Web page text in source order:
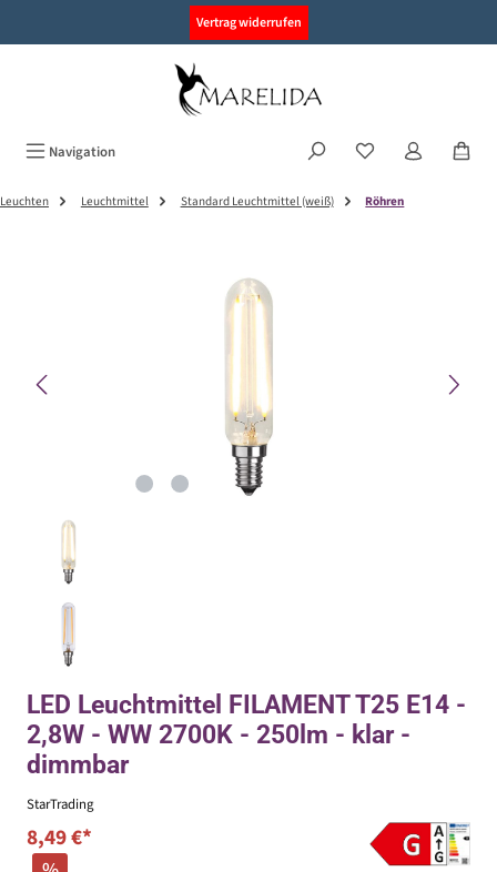
Vertrag widerrufen
Navigation
Leuchten Leuchtmittel Standard Leuchtmittel (weiß) Röhren
LED Leuchtmittel FILAMENT T25 E14 -
2,8W - WW 2700K - 250lm - klar -
dimmbar
StarTrading
8,49 €*